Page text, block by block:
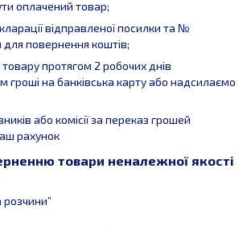
оплачений товар;
відправленої посилки та №
для повернення коштів;
протягом 2 робочих днів
гроші на банківська карту або надсилаємо
або комісії за переказ грошей
рахунок
товари неналежної якості